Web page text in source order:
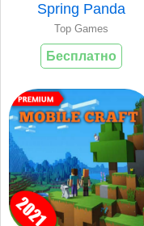
Spring Panda
Top Games
Бесплатно